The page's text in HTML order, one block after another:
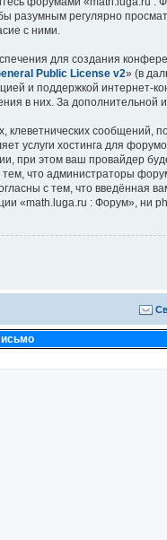
разумным регулярно
с ними.
для создания
Public License v2» (в
и поддержкой
в них. За
сообщений,
услуги хостинга для
при этом ваш провайдер
что администраторы
с тем, что
«math.luga.ru : Форум», ни